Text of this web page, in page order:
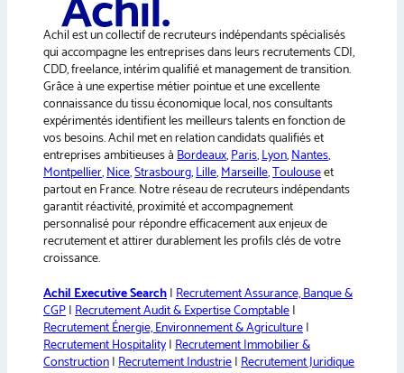
Achil est un collectif de recruteurs indépendants spécialisés
qui accompagne les entreprises dans leurs recrutements CDI,
CDD, freelance, intérim qualifié et management de transition.
Grâce à une expertise métier pointue et une excellente
connaissance du tissu économique local, nos consultants
expérimentés identifient les meilleurs talents en fonction de
vos besoins. Achil met en relation candidats qualifiés et
entreprises ambitieuses àBordeaux,Paris,Lyon,Nantes,
Montpellier,Nice,Strasbourg,Lille,Marseille,Toulouseet
partout en France. Notre réseau de recruteurs indépendants
garantit réactivité, proximité et accompagnement
personnalisé pour répondre efficacement aux enjeux de
recrutement et attirer durablement les profils clés de votre
croissance.
Achil Executive Search|Recrutement Assurance, Banque &
CGP|Recrutement Audit & Expertise Comptable|
Recrutement Énergie, Environnement & Agriculture|
Recrutement Hospitality|Recrutement Immobilier &
Construction|Recrutement Industrie|Recrutement Juridique